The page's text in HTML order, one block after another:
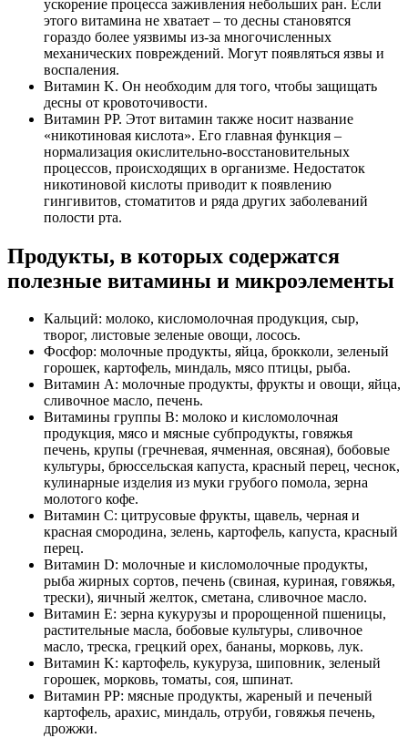
ускорение процесса заживления небольших ран. Если
этого витамина не хватает – то десны становятся
гораздо более уязвимы из-за многочисленных
механических повреждений. Могут появляться язвы и
воспаления.
Витамин K. Он необходим для того, чтобы защищать
десны от кровоточивости.
Витамин PP. Этот витамин также носит название
«никотиновая кислота». Его главная функция –
нормализация окислительно-восстановительных
процессов, происходящих в организме. Недостаток
никотиновой кислоты приводит к появлению
гингивитов, стоматитов и ряда других заболеваний
полости рта.
Продукты, в которых содержатся
полезные витамины и микроэлементы
Кальций: молоко, кисломолочная продукция, сыр,
творог, листовые зеленые овощи, лосось.
Фосфор: молочные продукты, яйца, брокколи, зеленый
горошек, картофель, миндаль, мясо птицы, рыба.
Витамин A: молочные продукты, фрукты и овощи, яйца,
сливочное масло, печень.
Витамины группы B: молоко и кисломолочная
продукция, мясо и мясные субпродукты, говяжья
печень, крупы (гречневая, ячменная, овсяная), бобовые
культуры, брюссельская капуста, красный перец, чеснок,
кулинарные изделия из муки грубого помола, зерна
молотого кофе.
Витамин C: цитрусовые фрукты, щавель, черная и
красная смородина, зелень, картофель, капуста, красный
перец.
Витамин D: молочные и кисломолочные продукты,
рыба жирных сортов, печень (свиная, куриная, говяжья,
трески), яичный желток, сметана, сливочное масло.
Витамин E: зерна кукурузы и пророщенной пшеницы,
растительные масла, бобовые культуры, сливочное
масло, треска, грецкий орех, бананы, морковь, лук.
Витамин K: картофель, кукуруза, шиповник, зеленый
горошек, морковь, томаты, соя, шпинат.
Витамин PP: мясные продукты, жареный и печеный
картофель, арахис, миндаль, отруби, говяжья печень,
дрожжи.